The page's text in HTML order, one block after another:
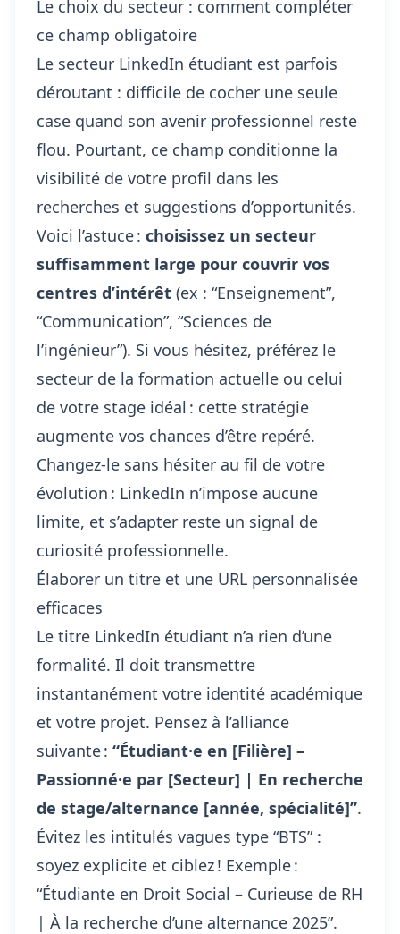
Le choix du secteur : comment compléter
ce champ obligatoire
Le secteur LinkedIn étudiant est parfois
déroutant : difficile de cocher une seule
case quand son avenir professionnel reste
flou. Pourtant, ce champ conditionne la
visibilité de votre profil dans les
recherches et suggestions d’opportunités.
Voici l’astuce : choisissez un secteur
suffisamment large pour couvrir vos
centres d’intérêt (ex : “Enseignement”,
“Communication”, “Sciences de
l’ingénieur”). Si vous hésitez, préférez le
secteur de la formation actuelle ou celui
de votre stage idéal : cette stratégie
augmente vos chances d’être repéré.
Changez-le sans hésiter au fil de votre
évolution : LinkedIn n’impose aucune
limite, et s’adapter reste un signal de
curiosité professionnelle.
Élaborer un titre et une URL personnalisée
efficaces
Le titre LinkedIn étudiant n’a rien d’une
formalité. Il doit transmettre
instantanément votre identité académique
et votre projet. Pensez à l’alliance
suivante : “Étudiant·e en [Filière] –
Passionné·e par [Secteur] | En recherche
de stage/alternance [année, spécialité]”.
Évitez les intitulés vagues type “BTS” :
soyez explicite et ciblez ! Exemple :
“Étudiante en Droit Social – Curieuse de RH
| À la recherche d’une alternance 2025”.